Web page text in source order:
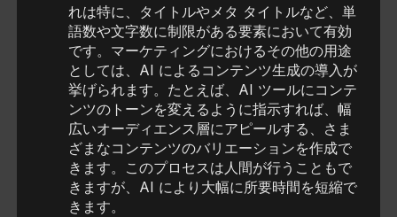
れは特に、タイトルやメタ タイトルなど、単
語数や文字数に制限がある要素において有効
です。マーケティングにおけるその他の用途
としては、AI によるコンテンツ生成の導入が
挙げられます。たとえば、AI ツールにコンテ
ンツのトーンを変えるように指示すれば、幅
広いオーディエンス層にアピールする、さま
ざまなコンテンツのバリエーションを作成で
きます。このプロセスは人間が行うこともで
きますが、AI により大幅に所要時間を短縮で
きます。